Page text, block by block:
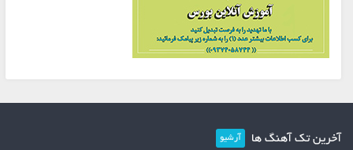
آخرین تک آهنگ ها آرشیو